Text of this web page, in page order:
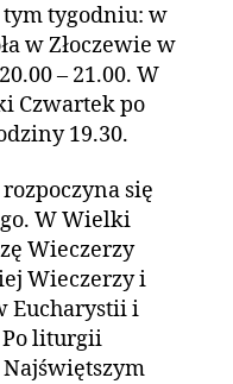
tygodniu: w
w Złoczewie w
– 21.00. W
Czwartek po
19.30.
się
W Wielki
Wieczerzy
Wieczerzy i
Eucharystii i
Po liturgii